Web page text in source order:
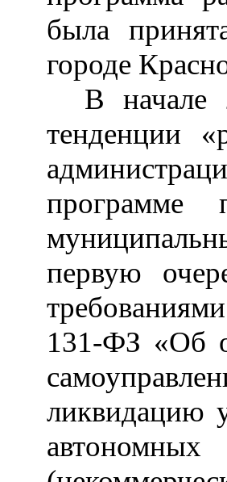
была
городе
В начале
тенденции
программе
первую
131-ФЗ «Об
ликвидацию